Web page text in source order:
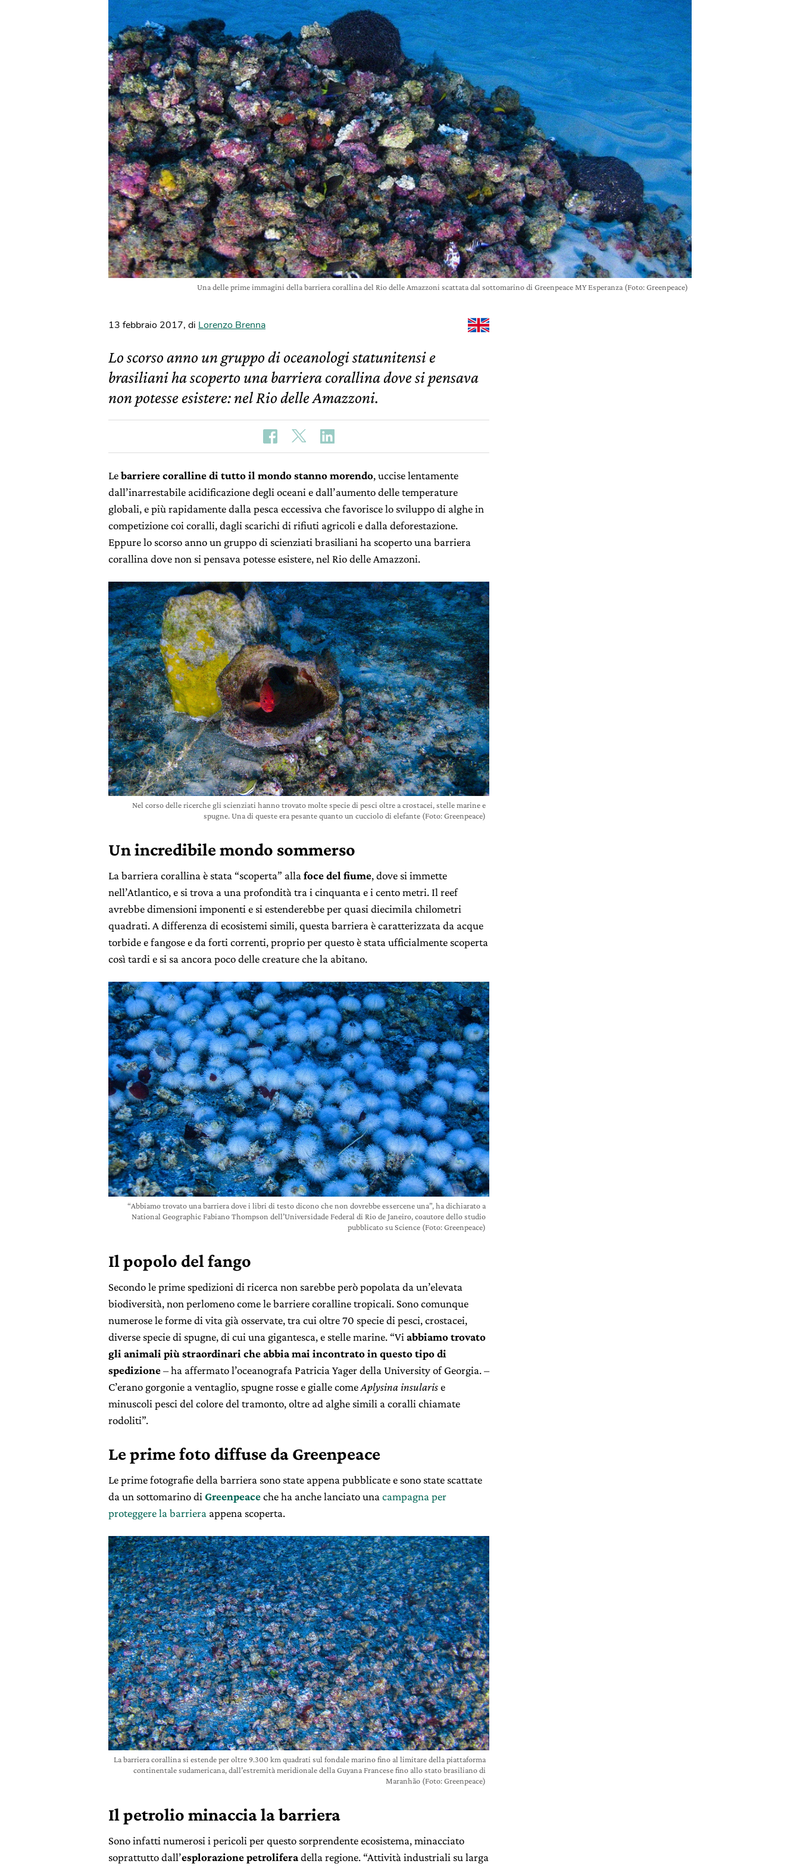
Una delle prime immagini della barriera corallina del Rio delle Amazzoni scattata dal sottomarino di Greenpeace MY Esperanza (Foto: Greenpeace)
13 febbraio 2017, di Lorenzo Brenna
Lo scorso anno un gruppo di oceanologi statunitensi e
brasiliani ha scoperto una barriera corallina dove si pensava
non potesse esistere: nel Rio delle Amazzoni.
Lebarriere coralline di tutto il mondo stanno morendo, uccise lentamente
dall’inarrestabile acidificazione degli oceani e dall’aumento delle temperature
globali, e più rapidamente dalla pesca eccessiva che favorisce lo sviluppo di alghe in
competizione coi coralli, dagli scarichi di rifiuti agricoli e dalla deforestazione.
Eppure lo scorso anno un gruppo di scienziati brasiliani ha scoperto una barriera
corallina dove non si pensava potesse esistere, nel Rio delle Amazzoni.
Nel corso delle ricerche gli scienziati hanno trovato molte specie di pesci oltre a crostacei, stelle marine e
spugne. Una di queste era pesante quanto un cucciolo di elefante (Foto: Greenpeace)
Un incredibile mondo sommerso
La barriera corallina è stata “scoperta” allafoce del fiume, dove si immette
nell’Atlantico, e si trova a una profondità tra i cinquanta e i cento metri. Il reef
avrebbe dimensioni imponenti e si estenderebbe per quasi diecimila chilometri
quadrati. A differenza di ecosistemi simili, questa barriera è caratterizzata da acque
torbide e fangose e da forti correnti, proprio per questo è stata ufficialmente scoperta
così tardi e si sa ancora poco delle creature che la abitano.
“Abbiamo trovato una barriera dove i libri di testo dicono che non dovrebbe essercene una”, ha dichiarato a
National Geographic Fabiano Thompson dell’Universidade Federal di Rio de Janeiro, coautore dello studio
pubblicato su Science (Foto: Greenpeace)
Il popolo del fango
Secondo le prime spedizioni di ricerca non sarebbe però popolata da un’elevata
biodiversità, non perlomeno come le barriere coralline tropicali. Sono comunque
numerose le forme di vita già osservate, tra cui oltre 70 specie di pesci, crostacei,
diverse specie di spugne, di cui una gigantesca, e stelle marine. “Vi abbiamo trovato
gli animali più straordinari che abbia mai incontrato in questo tipo di
spedizione– ha affermato l’oceanografa Patricia Yager della University of Georgia. –
C’erano gorgonie a ventaglio, spugne rosse e gialle comeAplysina insularise
minuscoli pesci del colore del tramonto, oltre ad alghe simili a coralli chiamate
rodoliti”.
Le prime foto diffuse da Greenpeace
Le prime fotografie della barriera sono state appena pubblicate e sono state scattate
da un sottomarino di Greenpeaceche ha anche lanciato una campagna per
proteggere la barriera appena scoperta.
La barriera corallina si estende per oltre 9.300 km quadrati sul fondale marino fino al limitare della piattaforma
continentale sudamericana, dall’estremità meridionale della Guyana Francese fino allo stato brasiliano di
Maranhão (Foto: Greenpeace)
Il petrolio minaccia la barriera
Sono infatti numerosi i pericoli per questo sorprendente ecosistema, minacciato
soprattutto dall’esplorazione petroliferadella regione. “Attività industriali su larga